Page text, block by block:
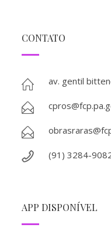
CONTATO
av. gentil
(91) 3284-
APP DISPONÍVEL